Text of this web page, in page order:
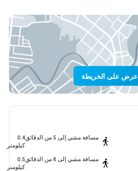
على الخريطة
مسافة مشي إلى 5 من الدقائق
0.4
كيلومتر
مسافة مشي إلى 6 من الدقائق
0.5
كيلومتر